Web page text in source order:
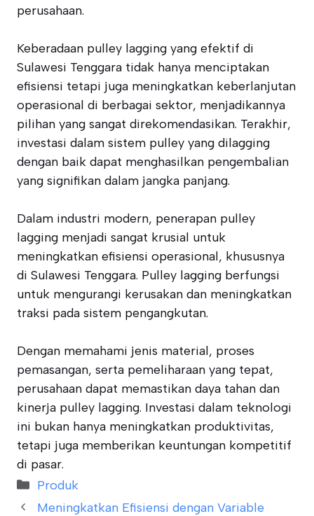
perusahaan.
Keberadaan pulley lagging yang efektif di
Sulawesi Tenggara tidak hanya menciptakan
efisiensi tetapi juga meningkatkan keberlanjutan
operasional di berbagai sektor, menjadikannya
pilihan yang sangat direkomendasikan. Terakhir,
investasi dalam sistem pulley yang dilagging
dengan baik dapat menghasilkan pengembalian
yang signifikan dalam jangka panjang.
Dalam industri modern, penerapan pulley
lagging menjadi sangat krusial untuk
meningkatkan efisiensi operasional, khususnya
di Sulawesi Tenggara. Pulley lagging berfungsi
untuk mengurangi kerusakan dan meningkatkan
traksi pada sistem pengangkutan.
Dengan memahami jenis material, proses
pemasangan, serta pemeliharaan yang tepat,
perusahaan dapat memastikan daya tahan dan
kinerja pulley lagging. Investasi dalam teknologi
ini bukan hanya meningkatkan produktivitas,
tetapi juga memberikan keuntungan kompetitif
di pasar.
Categories
Produk
Meningkatkan Efisiensi dengan Variable